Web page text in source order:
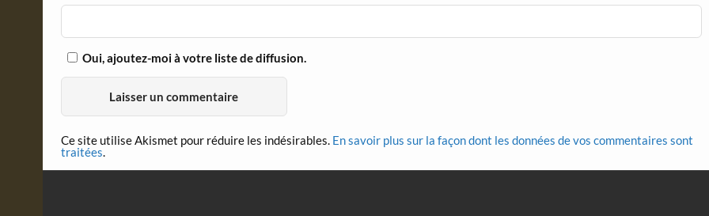
Oui, ajoutez-moi à votre liste de diffusion.
Ce site utilise Akismet pour réduire les indésirables. En savoir plus sur la façon dont les données de vos commentaires sont
traitées.